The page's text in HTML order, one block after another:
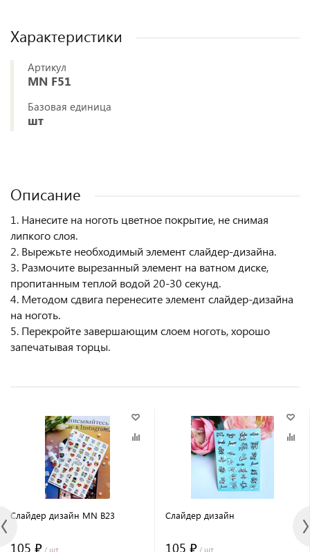
Характеристики
Артикул
MN F51
Базовая единица
шт
Описание
1. Нанесите на ноготь цветное покрытие, не снимая
липкого слоя.
2. Вырежьте необходимый элемент слайдер-дизайна.
3. Размочите вырезанный элемент на ватном диске,
пропитанным теплой водой 20-30 секунд.
4. Методом сдвига перенесите элемент слайдер-дизайна
на ноготь.
5. Перекройте завершающим слоем ноготь, хорошо
запечатывая торцы.
Слайдер дизайн MN B23
105 ₽ / шт
Слайдер дизайн
105 ₽ / шт